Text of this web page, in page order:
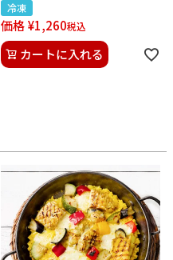
冷凍
価格¥1,260税込
カートに入れる